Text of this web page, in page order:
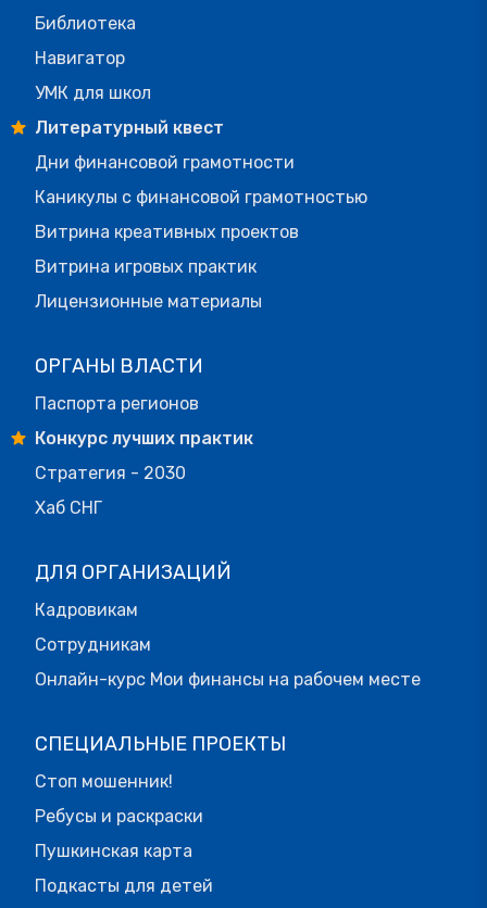
Библиотека
Навигатор
УМК для школ
Литературный квест
Дни финансовой грамотности
Каникулы с финансовой грамотностью
Витрина креативных проектов
Витрина игровых практик
Лицензионные материалы
ОРГАНЫ ВЛАСТИ
Паспорта регионов
Конкурс лучших практик
Стратегия - 2030
Хаб СНГ
ДЛЯ ОРГАНИЗАЦИЙ
Кадровикам
Сотрудникам
Онлайн-курс Мои финансы на рабочем месте
СПЕЦИАЛЬНЫЕ ПРОЕКТЫ
Стоп мошенник!
Ребусы и раскраски
Пушкинская карта
Подкасты для детей